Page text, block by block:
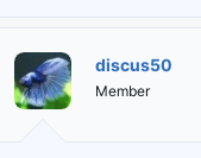
discus50
Member